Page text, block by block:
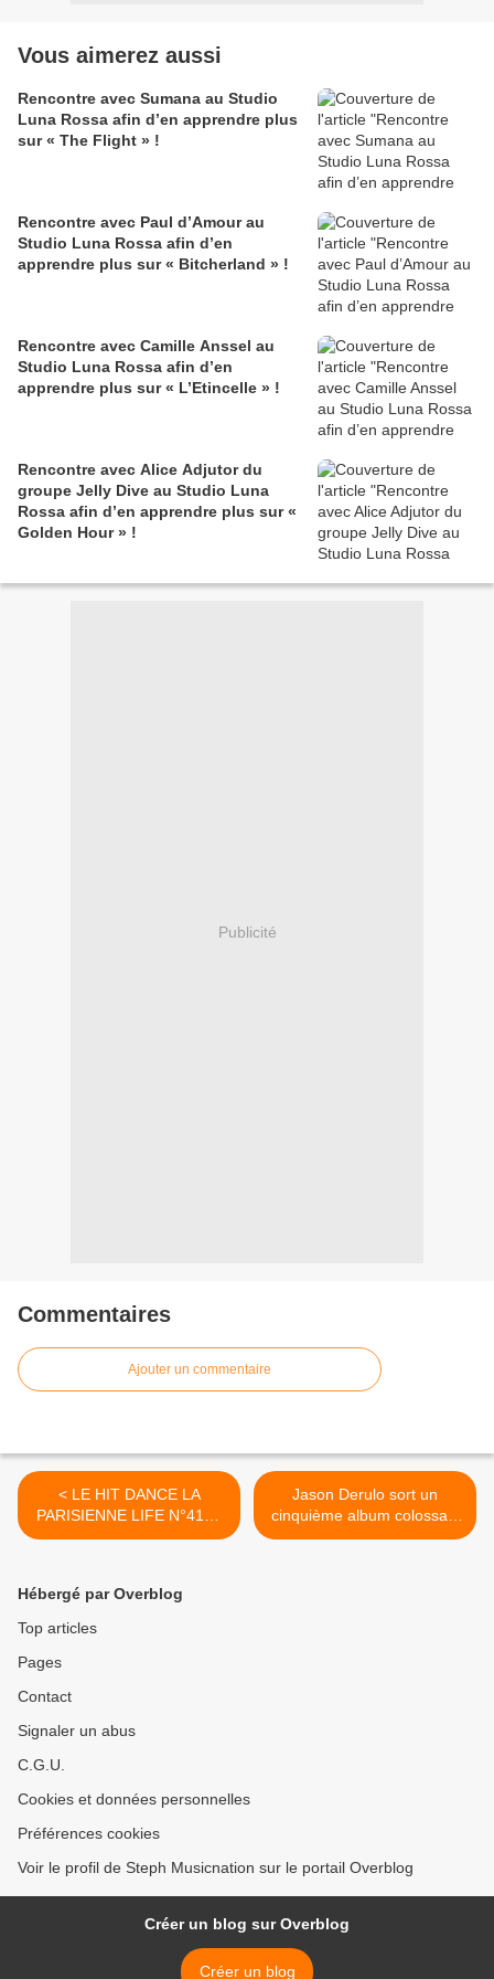
Vous aimerez aussi
Rencontre avec Sumana au Studio
Luna Rossa afin d’en apprendre plus
sur « The Flight » !
Rencontre avec Paul d’Amour au
Studio Luna Rossa afin d’en
apprendre plus sur « Bitcherland » !
Rencontre avec Camille Anssel au
Studio Luna Rossa afin d’en
apprendre plus sur « L’Etincelle » !
Rencontre avec Alice Adjutor du
groupe Jelly Dive au Studio Luna
Rossa afin d’en apprendre plus sur «
Golden Hour » !
Publicité
Commentaires
Ajouter un commentaire
< LE HIT DANCE LA
PARISIENNE LIFE N°417 -
08 MARS 2024
Jason Derulo sort un
cinquième album colossal !
>
Hébergé par Overblog
Top articles
Pages
Contact
Signaler un abus
C.G.U.
Cookies et données personnelles
Préférences cookies
Voir le profil de Steph Musicnation sur le portail Overblog
Créer un blog sur Overblog
Créer un blog